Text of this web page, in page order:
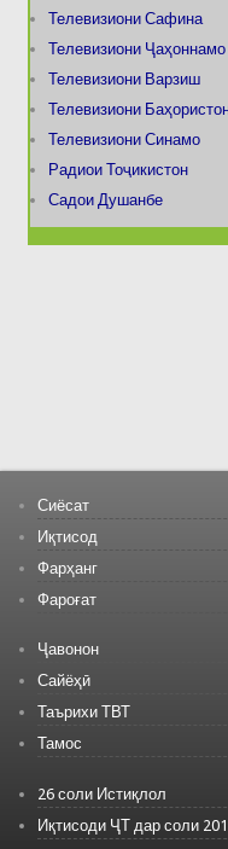
Телевизиони Сафина
Телевизиони Ҷаҳоннамо
Телевизиони Варзиш
Телевизиони
Телевизиони Синамо
Радиои Тоҷикистон
Садои Душанбе
Сиёсат
Иқтисод
Фарҳанг
Фароғат
Ҷавонон
Сайёҳӣ
Таърихи ТВТ
Тамос
26 соли Истиқлол
Иқтисоди ҶТ дар соли